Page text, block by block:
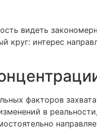
видеть
интерес
факторов
в